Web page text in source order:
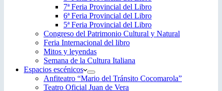
7ª Feria Provincial del Libro
6ª Feria Provincial del Libro
5ª Feria Provincial del Libro
Congreso del Patrimonio Cultural y Natural
Feria Internacional del libro
Mitos y leyendas
Semana de la Cultura Italiana
Espacios escénicos
Anfiteatro “Mario del Tránsito Cocomarola”
Teatro Oficial Juan de Vera